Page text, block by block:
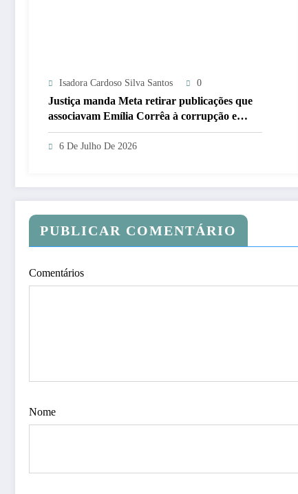
Isadora Cardoso Silva Santos 0
Justiça manda Meta retirar publicações que
associavam Emília Corrêa à corrupção e
identificar responsáveis
6 De Julho De 2026
PUBLICAR COMENTÁRIO
Comentários
Nome